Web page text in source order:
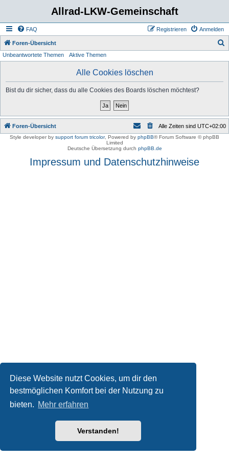
Diese Website nutzt Cookies, um dir den
bestmöglichen Komfort bei der Nutzung zu
bieten. Mehr erfahren
Verstanden!
Allrad-LKW-Gemeinschaft
FAQ Anmelden
Registrieren
Foren-Übersicht
Unbeantwortete Themen Aktive Themen
Alle Cookies löschen
Bist du dir sicher, dass du alle Cookies des Boards löschen möchtest?
Foren-Übersicht Alle Zeiten sind UTC+02:00
Style developer by support forum tricolor, Powered by phpBB® Forum Software © phpBB
Limited
Deutsche Übersetzung durch phpBB.de
Impressum und Datenschutzhinweise